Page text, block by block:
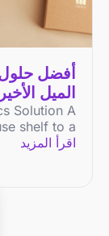
أفضل حلول
الميل الأخير
Solution A
shelf to a
اقرأ المزيد